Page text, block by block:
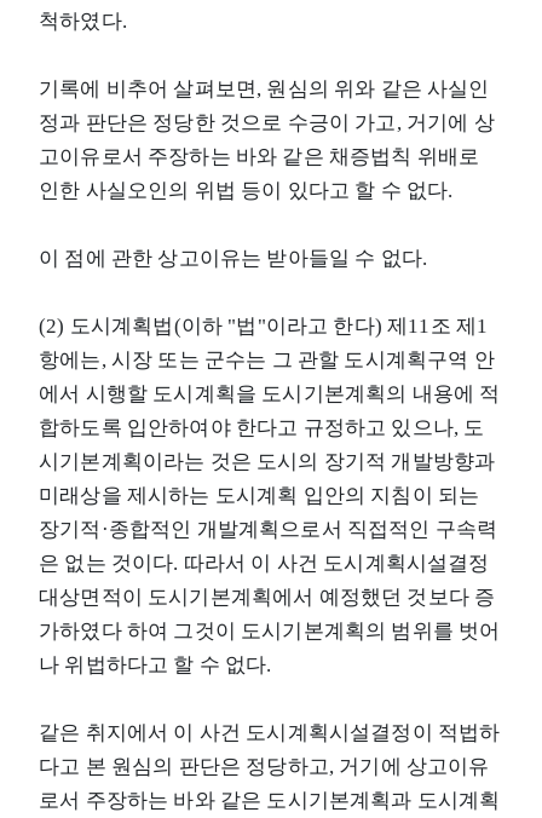
척하였다.
기록에 비추어 살펴보면, 원심의 위와 같은 사실인
정과 판단은 정당한 것으로 수긍이 가고, 거기에 상
고이유로서 주장하는 바와 같은 채증법칙 위배로
인한 사실오인의 위법 등이 있다고 할 수 없다.
이 점에 관한 상고이유는 받아들일 수 없다.
(2) 도시계획법(이하 "법"이라고 한다) 제11조 제1
항에는, 시장 또는 군수는 그 관할 도시계획구역 안
에서 시행할 도시계획을 도시기본계획의 내용에 적
합하도록 입안하여야 한다고 규정하고 있으나, 도
시기본계획이라는 것은 도시의 장기적 개발방향과
미래상을 제시하는 도시계획 입안의 지침이 되는
장기적·종합적인 개발계획으로서 직접적인 구속력
은 없는 것이다. 따라서 이 사건 도시계획시설결정
대상면적이 도시기본계획에서 예정했던 것보다 증
가하였다 하여 그것이 도시기본계획의 범위를 벗어
나 위법하다고 할 수 없다.
같은 취지에서 이 사건 도시계획시설결정이 적법하
다고 본 원심의 판단은 정당하고, 거기에 상고이유
로서 주장하는 바와 같은 도시기본계획과 도시계획